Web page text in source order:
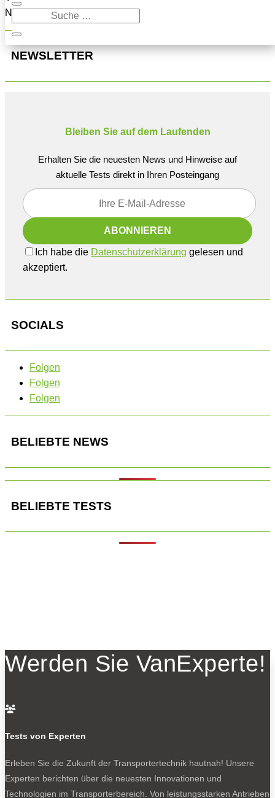
Navigation oben, um den Beitrag zu finden.
NEWSLETTER
Bleiben Sie auf dem Laufenden
Erhalten Sie die neuesten News und Hinweise auf
aktuelle Tests direkt in Ihren Posteingang
Ich habe die Datenschutzerklärung gelesen und
akzeptiert.
SOCIALS
Folgen
Folgen
Folgen
BELIEBTE NEWS
BELIEBTE TESTS
Werden Sie VanExperte!

Tests von Experten
Erleben Sie die Zukunft der Transportertechnik hautnah! Unsere
Experten berichten über die neuesten Innovationen und
Technologien im Transporterbereich. Von leistungsstarken Antrieben